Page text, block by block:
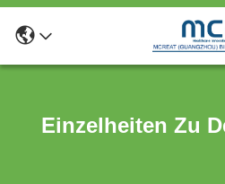
Einzelheiten Zu